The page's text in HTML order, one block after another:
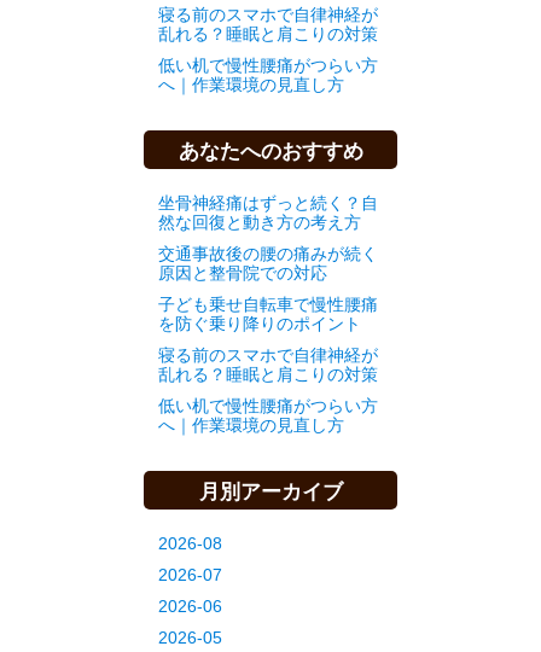
寝る前のスマホで自律神経が
乱れる？睡眠と肩こりの対策
低い机で慢性腰痛がつらい方
へ｜作業環境の見直し方
あなたへのおすすめ
坐骨神経痛はずっと続く？自
然な回復と動き方の考え方
交通事故後の腰の痛みが続く
原因と整骨院での対応
子ども乗せ自転車で慢性腰痛
を防ぐ乗り降りのポイント
寝る前のスマホで自律神経が
乱れる？睡眠と肩こりの対策
低い机で慢性腰痛がつらい方
へ｜作業環境の見直し方
月別アーカイブ
2026-08
2026-07
2026-06
2026-05